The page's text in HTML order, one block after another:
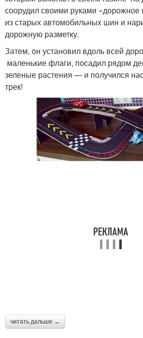
соорудил своими руками «дорожное
из старых автомобильных шин и
дорожную разметку.
Затем, он установил вдоль всей
маленькие флаги, посадил рядом
зеленые растения — и получился
трек!
читать дальше →